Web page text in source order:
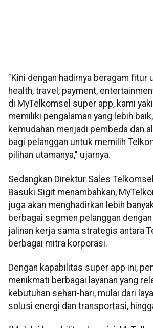
"Kini dengan hadirnya beragam fitur
health, travel, payment,
di MyTelkomsel super app, kami
memiliki pengalaman yang lebih
kemudahan menjadi pembeda dan
bagi pelanggan untuk memilih
pilihan utamanya," ujarnya.
Sedangkan Direktur Sales
Basuki Sigit menambahkan,
juga akan menghadirkan lebih
berbagai segmen pelanggan
jalinan kerja sama strategis antara
berbagai mitra korporasi.
Dengan kapabilitas super app ini,
menikmati berbagai layanan yang
kebutuhan sehari-hari, mulai dari
solusi energi dan transportasi,